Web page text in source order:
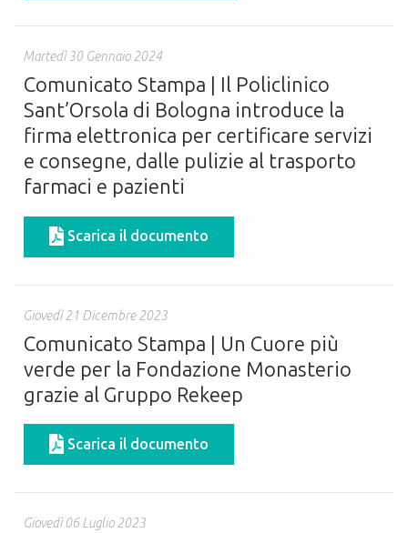
Martedì 30 Gennaio 2024
Comunicato Stampa | Il Policlinico
Sant’Orsola di Bologna introduce la
firma elettronica per certificare servizi
e consegne, dalle pulizie al trasporto
farmaci e pazienti
Scarica il documento
Giovedì 21 Dicembre 2023
Comunicato Stampa | Un Cuore più
verde per la Fondazione Monasterio
grazie al Gruppo Rekeep
Scarica il documento
Giovedì 06 Luglio 2023